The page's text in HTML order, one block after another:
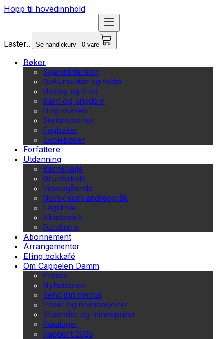
Hopp til hovedinnhold
Laster... Se handlekurv - 0 vare
Bøker
Skjønnlitteratur
Dokumentar og fakta
Hobby og fritid
Barn og ungdom
Ung voksen
Serieromaner
Fagbøker
Skolebøker
Forfattere
Utdanning
Barnehage
Grunnskole
Videregående
Norsk som andrespråk
Fagskole
Akademisk
Forskning
Abonnement
Arrangementer
Elling bokkafé
Om Cappelen Damm
Presse
Nyhetsbrev
Send inn manus
Priser og nominasjoner
Stipender og minnepriser
Kataloger
Rapport 2025